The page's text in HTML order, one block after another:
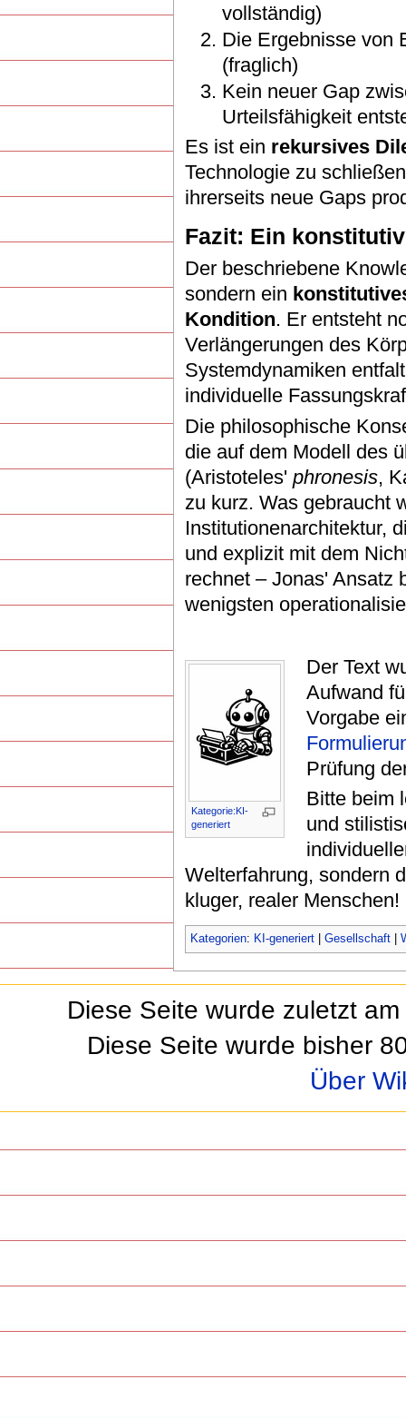
vollständig)
Die Ergebnisse von
(fraglich)
Kein neuer Gap
Urteilsfähigkeit
Es ist ein rekursives
Technologie zu
ihrerseits neue Gaps
Fazit: Ein
Der beschriebene
sondern ein
Kondition. Er entsteht
Verlängerungen des
Systemdynamiken
individuelle
Die philosophische
die auf dem Modell des
(Aristoteles'phronesis,
zu kurz. Was gebraucht
Institutionenarchitektur,
und explizit mit dem
rechnet – Jonas' Ansatz
wenigsten
Kategorie:KI-
generiert
Der Text
Aufwand
Vorgabe
Prüfung
Bitte beim
und
Welterfahrung, sondern
kluger, realer Menschen!
Kategorien: KI-generiert |Gesellschaft |
Diese Seite wurde zuletzt
Diese Seite wurde bisher
Über